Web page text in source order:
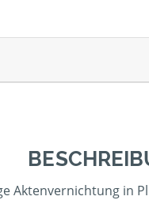
Aktenvernichtung in